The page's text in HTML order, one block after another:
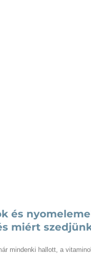
és
miért
mindenki hallott, a